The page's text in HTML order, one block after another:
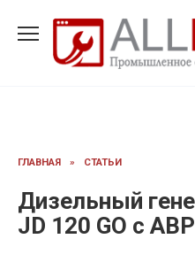
содержанию
ГЛАВНАЯ » СТАТЬИ
Дизельный
JD 120 GO с АВР